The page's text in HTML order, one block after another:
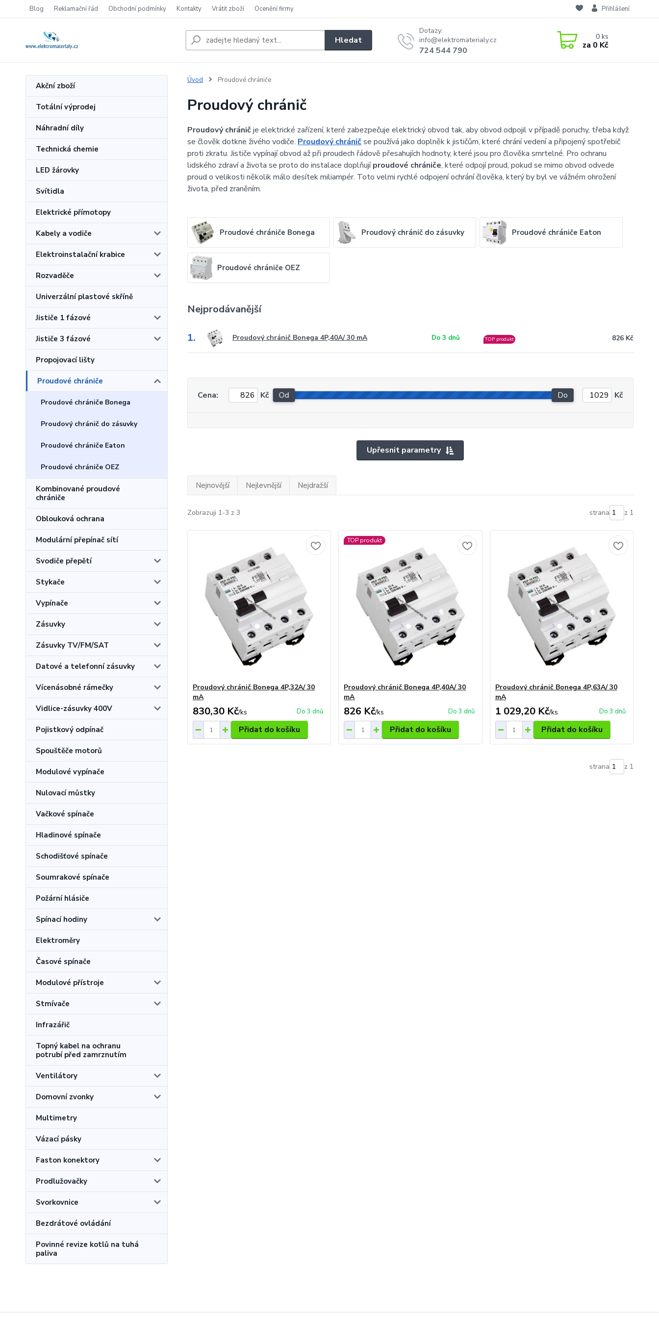
Blog Reklamační řád Obchodní podmínky Kontakty Vrátit zboží Ocenění firmy Přihlášení
Hledat
Dotazy:
info@elektromaterialy.cz
724 544 790
0ks
za 0 Kč
Akční zboží
Totální výprodej
Náhradní díly
Technická chemie
LED žárovky
Svítidla
Elektrické přímotopy
Kabely a vodiče
Elektroinstalační krabice
Rozvaděče
Univerzální plastové skříně
Jističe 1 fázové
Jističe 3 fázové
Propojovací lišty
Proudové chrániče
Proudové chrániče Bonega
Proudový chránič do zásuvky
Proudové chrániče Eaton
Proudové chrániče OEZ
Kombinované proudové
chrániče
Oblouková ochrana
Modulární přepínač sítí
Svodiče přepětí
Stykače
Vypínače
Zásuvky
Zásuvky TV/FM/SAT
Datové a telefonní zásuvky
Vícenásobné rámečky
Vidlice-zásuvky 400V
Pojistkový odpínač
Spouštěče motorů
Modulové vypínače
Nulovací můstky
Vačkové spínače
Hladinové spínače
Schodišťové spínače
Soumrakové spínače
Požární hlásiče
Spínací hodiny
Elektroměry
Časové spínače
Modulové přístroje
Stmívače
Infrazářič
Topný kabel na ochranu
potrubí před zamrznutím
Ventilátory
Domovní zvonky
Multimetry
Vázací pásky
Faston konektory
Prodlužovačky
Svorkovnice
Bezdrátové ovládání
Povinné revize kotlů na tuhá
paliva
Úvod Proudové chrániče
Proudový chránič
Proudový chráničje elektrické zařízení, které zabezpečuje elektrický obvod tak, aby obvod odpojil v případě poruchy, třeba když
se člověk dotkne živého vodiče. Proudový chráničse používá jako doplněk k jističům, které chrání vedení a připojený spotřebič
proti zkratu. Jističe vypínají obvod až při proudech řádově přesahujích hodnoty, které jsou pro člověka smrtelné. Pro ochranu
lidského zdraví a života se proto do instalace doplňujíproudové chrániče, které odpojí proud, pokud se mimo obvod odvede
proud o velikosti několik málo desítek miliampér. Toto velmi rychlé odpojení ochrání člověka, který by byl ve vážném ohrožení
života, před zraněním.
Proudové chrániče Bonega Proudový chránič do zásuvky Proudové chrániče Eaton
Proudové chrániče OEZ
Nejprodávanější
1. Proudový chránič Bonega 4P,40A/ 30 mA Do 3 dnů TOP produkt 826 Kč
Upřesnit parametry
Cena: Kč Od Do Kč
Nejnovější Nejlevnější Nejdražší
Zobrazuji 1-3 z 3 strana z 1
Proudový chránič Bonega 4P,32A/ 30
mA
830,30 Kč/ks Do 3 dnů
Přidat do košíku
TOP produkt
Proudový chránič Bonega 4P,40A/ 30
mA
826 Kč/ks Do 3 dnů
Přidat do košíku
Proudový chránič Bonega 4P,63A/ 30
mA
1 029,20 Kč/ks Do 3 dnů
Přidat do košíku
strana z 1